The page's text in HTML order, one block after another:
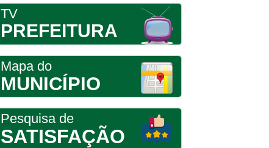
TV
PREFEITURA
Mapa do
MUNICÍPIO
Pesquisa de
SATISFAÇÃO